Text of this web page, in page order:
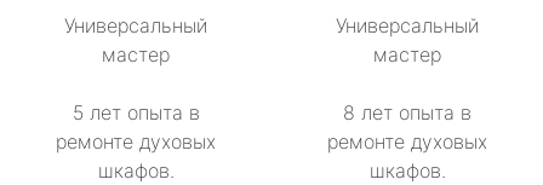
Универсальный
мастер
5 лет опыта в
ремонте духовых
шкафов.
Универсальный
мастер
8 лет опыта в
ремонте духовых
шкафов.